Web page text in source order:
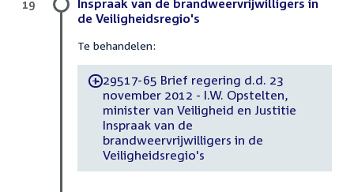
de Veiligheidsregio's
Te behandelen:
-29517-65 Brief regering d.d. 23
november 2012 - I.W. Opstelten,
minister van Veiligheid en Justitie
Inspraak van de
brandweervrijwilligers in de
Veiligheidsregio's
19